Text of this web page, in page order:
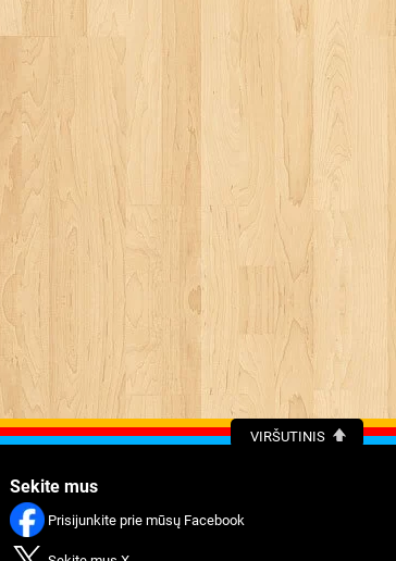
VIRŠUTINIS
Sekite mus
Prisijunkite prie mūsų Facebook